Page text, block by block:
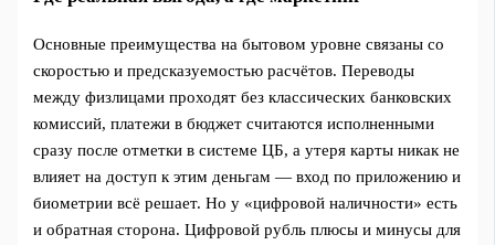
Основные преимущества на бытовом уровне связаны со
скоростью и предсказуемостью расчётов. Переводы
между физлицами проходят без классических банковских
комиссий, платежи в бюджет считаются исполненными
сразу после отметки в системе ЦБ, а утеря карты никак не
влияет на доступ к этим деньгам — вход по приложению и
биометрии всё решает. Но у «цифровой наличности» есть
и обратная сторона. Цифровой рубль плюсы и минусы для